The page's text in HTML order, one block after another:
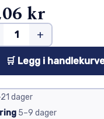
kr
+
🛒 Legg i
dager
5–9 dager